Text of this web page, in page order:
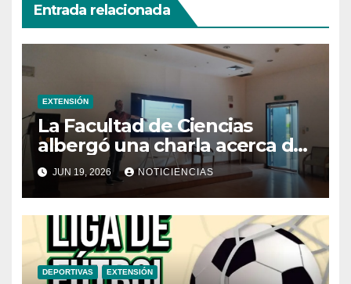
Entrada relacionada
EXTENSIÓN
La Facultad de Ciencias
albergó una charla acerca de
la transformación hacia la
refrigeración sostenible
JUN 19, 2026 NOTICIENCIAS
DEPORTIVAS EXTENSIÓN